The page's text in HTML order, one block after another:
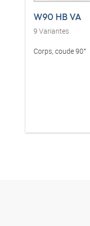
W90 HB VA
9 Variantes
Corps, coude 90°